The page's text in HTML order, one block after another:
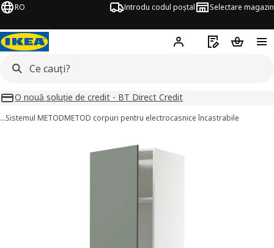
RO Introdu codul poștal Selectare magazin
Hej! Autentifică-te
Listă deCoșul de
O nouă soluție de credit - BT Direct Credit
…Sistemul METODMETOD corpuri pentru electrocasnice încastrabile